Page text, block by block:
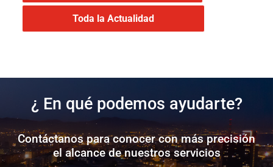
Toda la Actualidad
¿ En qué podemos ayudarte?
Contáctanos para conocer con más precisión
el alcance de nuestros servicios